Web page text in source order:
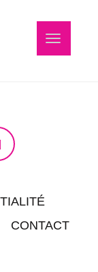
Navigation
CONTACT